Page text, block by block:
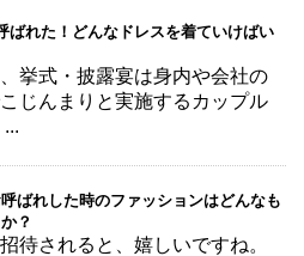
ばれた！どんなドレスを着ていけばい
挙式・披露宴は身内や会社の
じんまりと実施するカップル
ばれした時のファッションはどんなも
？
待されると、嬉しいですね。